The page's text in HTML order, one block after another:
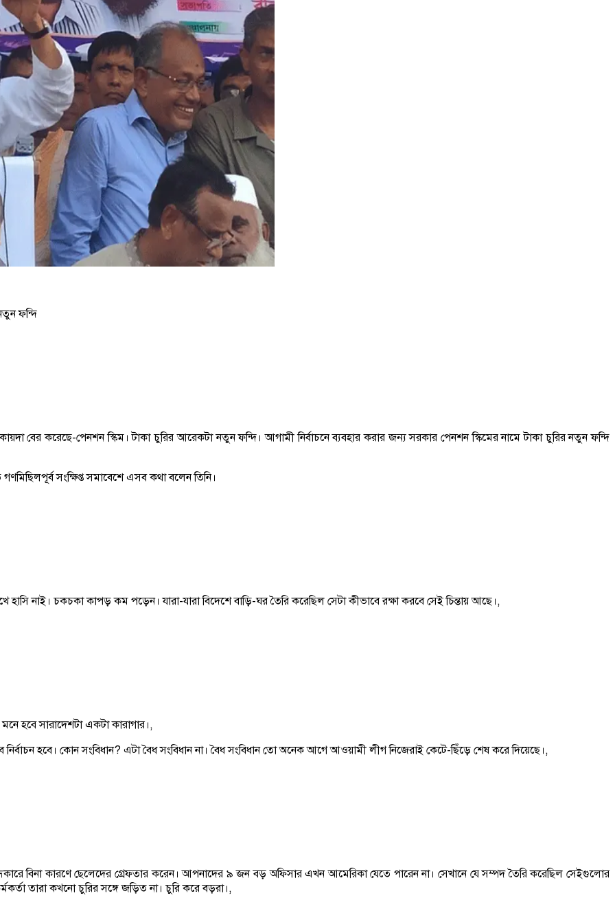
ফন্দি
বের করেছে-পেনশন স্কিম। টাকা চুরির আরেকটা নতুন ফন্দি। আগামী নির্বাচনে ব্যবহার করার জন্য সরকার পেনশন স্কিমের নামে টাকা চুরির নতুন ফন্দি
সংক্ষিপ্ত সমাবেশে এসব কথা বলেন তিনি।
নাই। চকচকা কাপড় কম পড়েন। যারা-যারা বিদেশে বাড়ি-ঘর তৈরি করেছিল সেটা কীভাবে রক্ষা করবে সেই চিন্তায় আছে।,
হবে সারাদেশটা একটা কারাগার।,
হবে। কোন সংবিধান? এটা বৈধ সংবিধান না। বৈধ সংবিধান তো অনেক আগে আওয়ামী লীগ নিজেরাই কেটে-ছিঁড়ে শেষ করে দিয়েছে।,
বিনা কারণে ছেলেদের গ্রেফতার করেন। আপনাদের ৯ জন বড় অফিসার এখন আমেরিকা যেতে পারেন না। সেখানে যে সম্পদ তৈরি করেছিল সেইগুলোর
তারা কখনো চুরির সঙ্গে জড়িত না। চুরি করে বড়রা।,